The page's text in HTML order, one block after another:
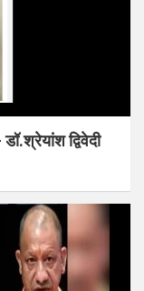
द्विवेदी